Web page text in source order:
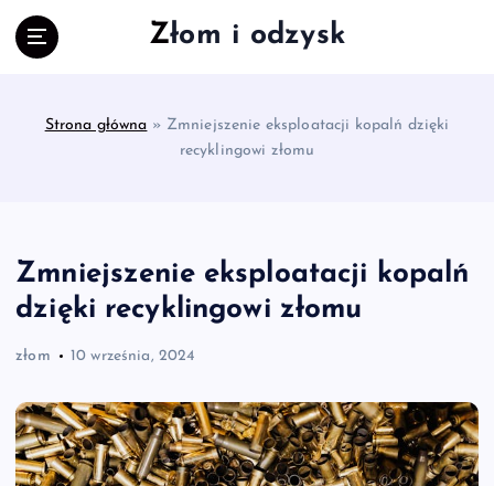
Złom i odzysk
Strona główna » Zmniejszenie eksploatacji kopalń dzięki
recyklingowi złomu
Zmniejszenie eksploatacji kopalń
dzięki recyklingowi złomu
złom 10 września, 2024